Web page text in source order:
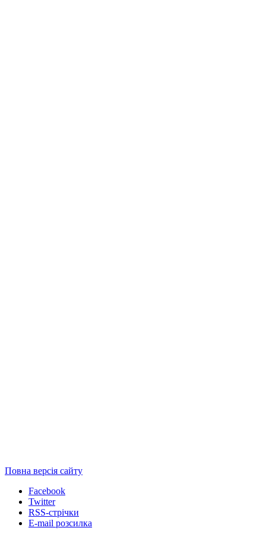
Повна версія сайту
Facebook
Twitter
RSS-стрічки
E-mail розсилка